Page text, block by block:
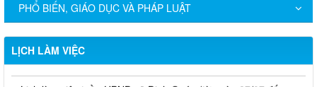
PHỔ BIẾN, GIÁO DỤC VÀ PHÁP LUẬT
LỊCH LÀM VIỆC
Lịch làm việc tuần UBND xã Định Quán (từ ngày 03/08 đến
ngày 08/08 - tháng 08 năm 2026).
Lịch làm việc tuần UBND xã Định Quán (từ ngày 27/07 đến